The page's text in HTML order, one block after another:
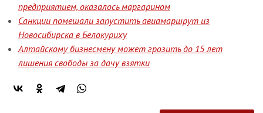
предприятием, оказалось маргарином
Санкции помешали запустить авиамаршрут из
Новосибирска в Белокуриху
Алтайскому бизнесмену может грозить до 15 лет
лишения свободы за дачу взятки